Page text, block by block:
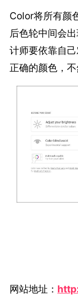
Color将所有颜
后色轮中间会
计师要依靠自
正确的颜色，
网站地址：